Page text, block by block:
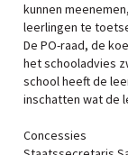
kunnen
leerlingen te
De PO-raad, de
het schooladvies
school heeft de
inschatten wat de
Concessies